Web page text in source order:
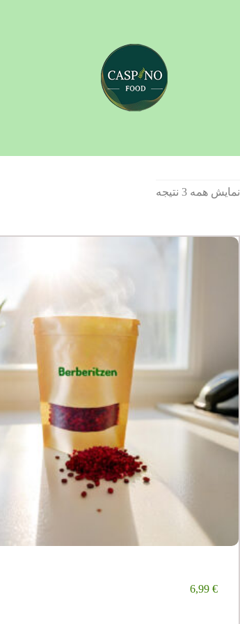
نمایش همه 3 نتیجه
€
6,99